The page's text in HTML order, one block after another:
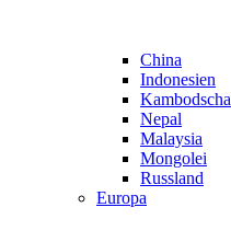
China
Indonesien
Kambodscha
Nepal
Malaysia
Mongolei
Russland
Europa